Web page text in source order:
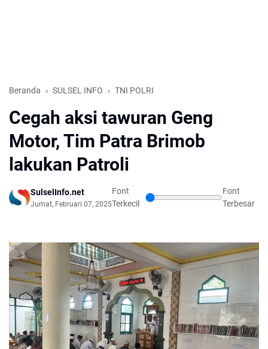
Beranda SULSEL INFO TNI POLRI
Cegah aksi tawuran Geng
Motor, Tim Patra Brimob
lakukan Patroli
SulselInfo.net
Jumat, Februari 07, 2025
Font
Terkecil
Font
Terbesar